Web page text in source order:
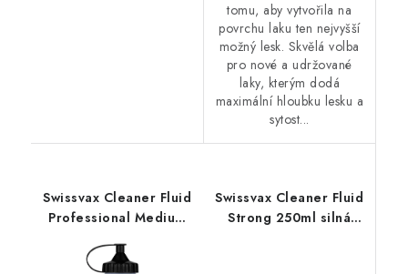
tomu, aby vytvořila na
povrchu laku ten nejvyšší
možný lesk. Skvělá volba
pro nové a udržované
laky, kterým dodá
maximální hloubku lesku a
sytost...
Swissvax Cleaner Fluid
Professional Medium
leštící pasta
Swissvax Cleaner Fluid
Strong 250ml silná